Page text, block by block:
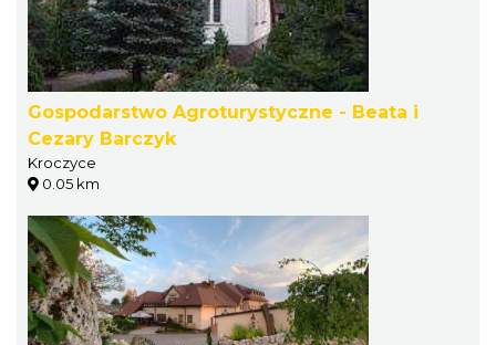
Gospodarstwo Agroturystyczne - Beata i
Cezary Barczyk
Kroczyce
0.05 km